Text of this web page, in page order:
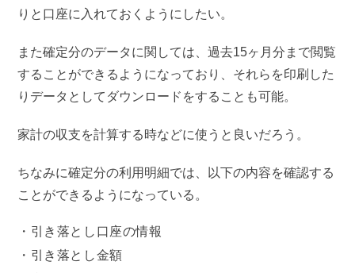
りと口座に入れておくようにしたい。
また確定分のデータに関しては、過去15ヶ月分まで閲覧
することができるようになっており、それらを印刷した
りデータとしてダウンロードをすることも可能。
家計の収支を計算する時などに使うと良いだろう。
ちなみに確定分の利用明細では、以下の内容を確認する
ことができるようになっている。
引き落とし口座の情報
引き落とし金額